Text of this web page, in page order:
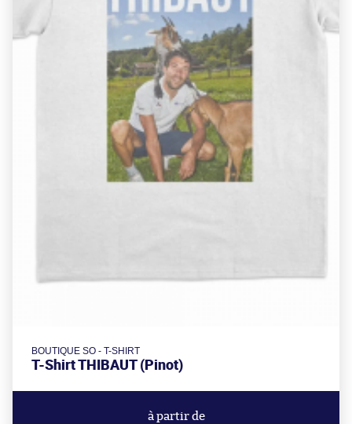
BOUTIQUE SO - T-SHIRT
T-Shirt THIBAUT (Pinot)
à partir de